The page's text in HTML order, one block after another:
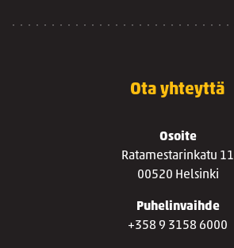
Ota yhteyttä
Osoite
Ratamestarinkatu 11
00520 Helsinki
Puhelinvaihde
+358 9 3158 6000